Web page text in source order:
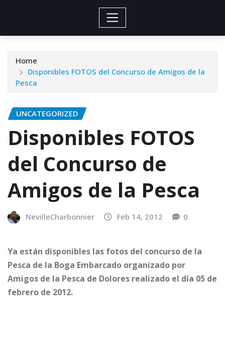
Home
Disponibles FOTOS del Concurso de Amigos de la
Pesca
UNCATEGORIZED
Disponibles FOTOS
del Concurso de
Amigos de la Pesca
NevilleCharbonnier Feb 14, 2012 0
Ya están disponibles las fotos del concurso de la
Pesca de la Boga Embarcado organizado por
Amigos de la Pesca de Dolores realizado el día 05 de
febrero de 2012.